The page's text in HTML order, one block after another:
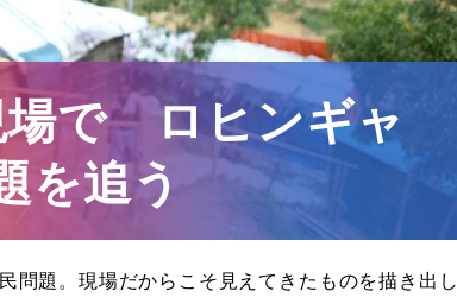
場で ロヒンギャ
を追う
問題。現場だからこそ見えてきたものを描き出し